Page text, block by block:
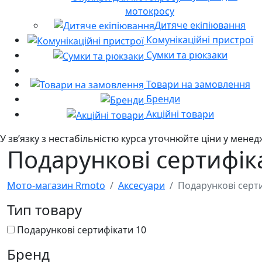
мотокросу
Дитяче екіпіювання
Комунікаційні пристрої
Сумки та рюкзаки
Товари на замовлення
Бренди
Акційні товари
У звʼязку з нестабільністю курса уточнюйте ціни у
Подарункові
Мото-магазин Rmoto Аксесуари Подарункові
Тип товару
Подарункові сертифікати 10
Бренд